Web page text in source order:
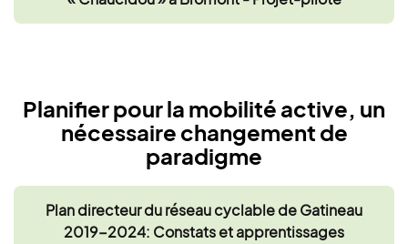
Planifier pour la mobilité active, un
nécessaire changement de
paradigme
Plan directeur du réseau cyclable de Gatineau
2019-2024: Constats et apprentissages